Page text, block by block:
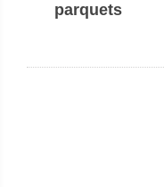
parquets